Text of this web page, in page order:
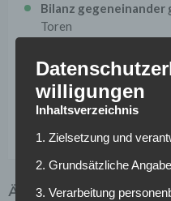
Bilanz gegeneinander
Toren
9:13 Toren
Tipp:souveräner
Tags : Bundesliga - 18.
ÄHNLICHE ARTIKEL
willigungen
Inhaltsverzeichnis
1. Zielsetzung und
2. Grundsätzliche
3. Verarbeitung